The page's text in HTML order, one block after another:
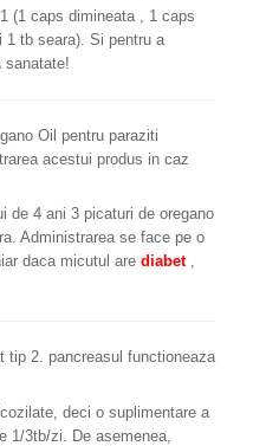
(1 caps dimineata , 1 caps
tb seara). Si pentru a
sanatate!
Oil pentru paraziti
acestui produs in caz
de 4 ani 3 picaturi de oregano
Administrarea se face pe o
daca micutul are diabet,
tip 2. pancreasul functioneaza
deci o suplimentare a
1/3tb/zi. De asemenea,